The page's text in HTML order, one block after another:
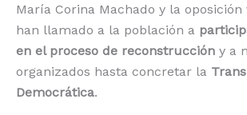
María Corina Machado y la oposición
han llamado a la población a
en el proceso de reconstrucción y a
organizados hasta concretar la
Democrática.